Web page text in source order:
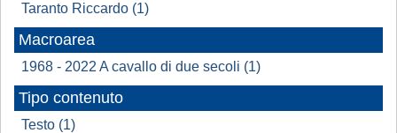
Taranto Riccardo (1)
Macroarea
1968 - 2022 A cavallo di due secoli (1)
Tipo contenuto
Testo (1)